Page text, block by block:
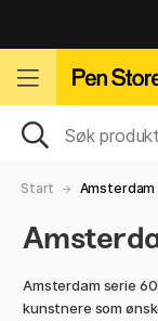
Start Amsterdam
Amsterdam serie
kunstnere som